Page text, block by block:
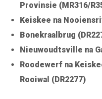
Provinsie (MR316/
Keiskee na
Bonekraalbrug
Nieuwoudtsville na
Roodewerf na
Rooiwal (DR2277)